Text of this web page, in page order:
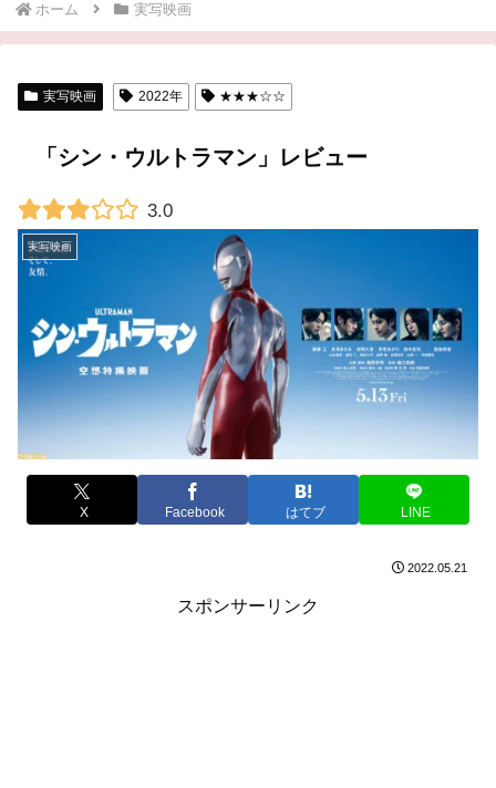
ホーム 実写映画
実写映画 2022年 ★★★☆☆
「シン・ウルトラマン」レビュー
3.0
実写映画
X Facebook はてブ LINE
2022.05.21
スポンサーリンク